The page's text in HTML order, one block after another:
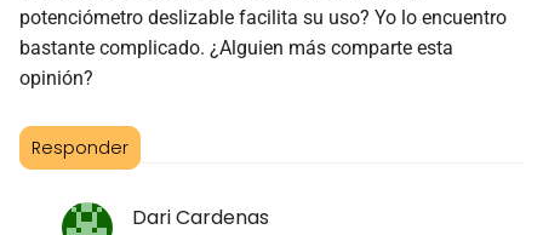
potenciómetro deslizable facilita su uso? Yo lo encuentro
bastante complicado. ¿Alguien más comparte esta
opinión?
Responder
Dari Cardenas